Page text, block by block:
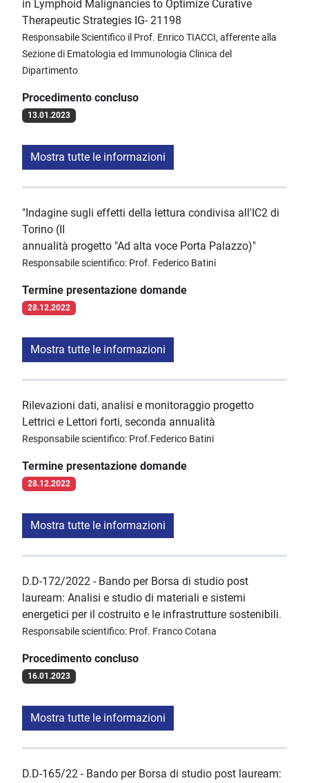
in Lymphoid Malignancies to Optimize Curative
Therapeutic Strategies IG- 21198
Responsabile Scientifico il Prof. Enrico TIACCI, afferente alla
Sezione di Ematologia ed Immunologia Clinica del
Dipartimento
Procedimento concluso
13.01.2023
Mostra tutte le informazioni
"Indagine sugli effetti della lettura condivisa all'IC2 di
Torino (II
annualità progetto "Ad alta voce Porta Palazzo)"
Responsabile scientifico: Prof. Federico Batini
Termine presentazione domande
28.12.2022
Mostra tutte le informazioni
Rilevazioni dati, analisi e monitoraggio progetto
Lettrici e Lettori forti, seconda annualità
Responsabile scientifico: Prof.Federico Batini
Termine presentazione domande
28.12.2022
Mostra tutte le informazioni
D.D-172/2022 - Bando per Borsa di studio post
lauream: Analisi e studio di materiali e sistemi
energetici per il costruito e le infrastrutture sostenibili.
Responsabile scientifico: Prof. Franco Cotana
Procedimento concluso
16.01.2023
Mostra tutte le informazioni
D.D-165/22 - Bando per Borsa di studio post lauream: